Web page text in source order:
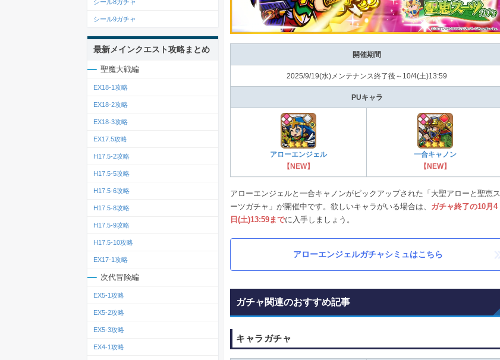
開催期間
2025/9/19(水)メンテナンス終了後～10/4(土)13:59
PUキャラ
アローエンジェル
【NEW】
一合キャノン
【NEW】
アローエンジェルと一合キャノンがピックアップされた「大聖アローと聖恵ス
ーツガチャ」が開催中です。欲しいキャラがいる場合は、 ガチャ終了の10月4
日(土)13:59までに入手しましょう。
アローエンジェルガチャシミュはこちら
ガチャ関連のおすすめ記事
キャラガチャ
シール8ガチャ
シール9ガチャ
最新メインクエスト攻略まとめ
聖魔大戦編
EX18-1攻略
EX18-2攻略
EX18-3攻略
EX17.5攻略
H17.5-2攻略
H17.5-5攻略
H17.5-6攻略
H17.5-8攻略
H17.5-9攻略
H17.5-10攻略
EX17-1攻略
次代冒険編
EX5-1攻略
EX5-2攻略
EX5-3攻略
EX4-1攻略